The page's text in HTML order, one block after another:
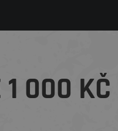
1 000 KČ